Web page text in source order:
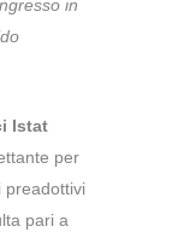
in
Istat
per
preadottivi
pari a